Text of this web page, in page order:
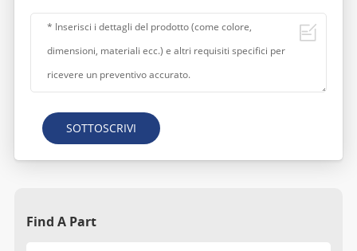
SOTTOSCRIVI
Find A Part